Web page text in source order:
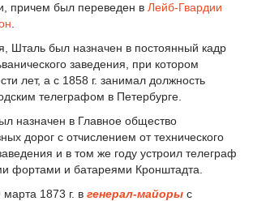
причем был переведен в Лейб-Гвардии
Шталь был назначен в постоянный кадр
заведения, при котором
лет, а с 1858 г. занимал должность
телеграфом в Петербурге.
назначен в Главное общество
дорог с отчислением от технического
и в том же году устроил телеграф
фортами и батареями Кронштадта.
1873 г. в генерал-майоры с